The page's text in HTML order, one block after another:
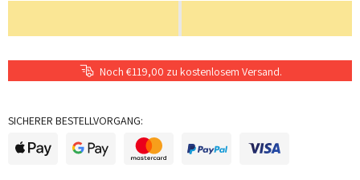
Noch €119,00 zu kostenlosem Versand.
SICHERER BESTELLVORGANG: